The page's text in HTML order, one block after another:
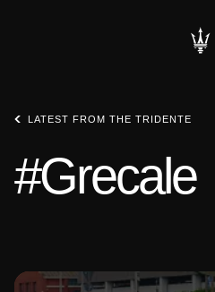
LATEST FROM THE TRIDENTE
#Grecale